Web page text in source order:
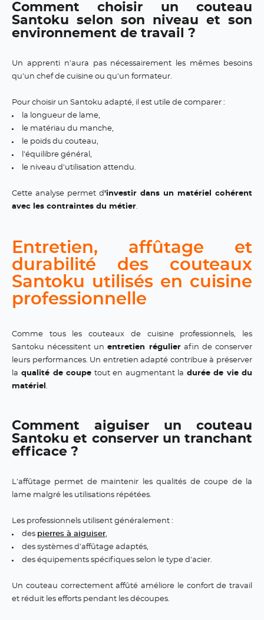
Comment choisir un couteau
Santoku selon son niveau et son
environnement de travail ?
Un apprenti n'aura pas nécessairement les mêmes besoins
qu'un chef de cuisine ou qu'un formateur.
Pour choisir un Santoku adapté, il est utile de comparer :
la longueur de lame,
le matériau du manche,
le poids du couteau,
l'équilibre général,
le niveau d'utilisation attendu.
Cette analyse permet d'investir dans un matériel cohérent
avec les contraintes du métier.
Entretien, affûtage et
durabilité des couteaux
Santoku utilisés en cuisine
professionnelle
Comme tous les couteaux de cuisine professionnels, les
Santoku nécessitent unentretien régulierafin de conserver
leurs performances. Un entretien adapté contribue à préserver
la qualité de coupe tout en augmentant la durée de vie du
matériel .
Comment aiguiser un couteau
Santoku et conserver un tranchant
efficace ?
L'affûtage permet de maintenir les qualités de coupe de la
lame malgré les utilisations répétées.
Les professionnels utilisent généralement :
des pierres à aiguiser,
des systèmes d'affûtage adaptés,
des équipements spécifiques selon le type d'acier.
Un couteau correctement affûté améliore le confort de travail
et réduit les efforts pendant les découpes.